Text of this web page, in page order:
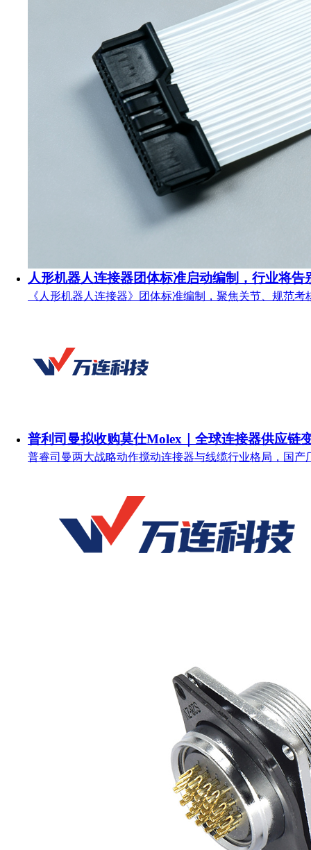
人形机器人连接器团体标准启动编制，行业将告
《人形机器人连接器》团体标准编制，聚焦关节、规范
普利司曼拟收购莫仕Molex｜全球连接器供应链
普睿司曼两大战略动作搅动连接器与线缆行业格局，国